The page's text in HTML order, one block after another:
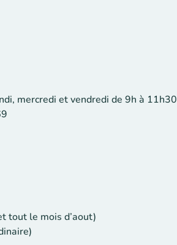
mercredi et vendredi de 9h à 11h30
tout le mois d’aout)